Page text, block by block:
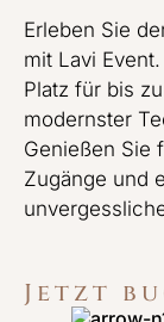
Erleben Sie
mit Lavi
Platz für bis
modernster
Genießen Sie
Zugänge und
Jetzt